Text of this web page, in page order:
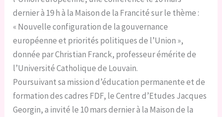
dernier à 19 h à la Maison de la Francité sur le thème :
« Nouvelle configuration de la gouvernance
européenne et priorités politiques de l’Union »,
donnée par Christian Franck, professeur émérite de
l’Université Catholique de Louvain.
Poursuivant sa mission d’éducation permanente et de
formation des cadres FDF, le Centre d’Etudes Jacques
Georgin, a invité le 10 mars dernier à la Maison de la